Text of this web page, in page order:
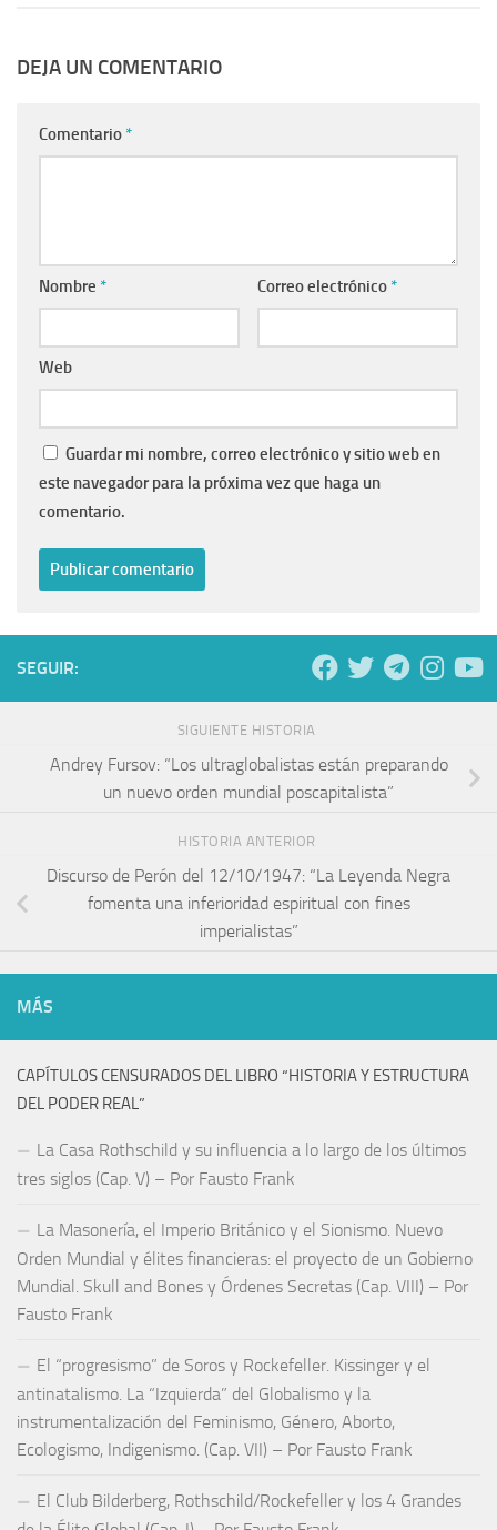
DEJA UN COMENTARIO
Comentario *
Nombre * Correo electrónico *
Web
Guardar mi nombre, correo electrónico y sitio web en
este navegador para la próxima vez que haga un
comentario.
SEGUIR:
SIGUIENTE HISTORIA
Andrey Fursov: “Los ultraglobalistas están preparando
un nuevo orden mundial poscapitalista”
HISTORIA ANTERIOR
Discurso de Perón del 12/10/1947: “La Leyenda Negra
fomenta una inferioridad espiritual con fines
imperialistas”
MÁS
CAPÍTULOS CENSURADOS DEL LIBRO “HISTORIA Y ESTRUCTURA
DEL PODER REAL”
La Casa Rothschild y su influencia a lo largo de los últimos
tres siglos (Cap. V) – Por Fausto Frank
La Masonería, el Imperio Británico y el Sionismo. Nuevo
Orden Mundial y élites financieras: el proyecto de un Gobierno
Mundial. Skull and Bones y Órdenes Secretas (Cap. VIII) – Por
Fausto Frank
El “progresismo” de Soros y Rockefeller. Kissinger y el
antinatalismo. La “Izquierda” del Globalismo y la
instrumentalización del Feminismo, Género, Aborto,
Ecologismo, Indigenismo. (Cap. VII) – Por Fausto Frank
El Club Bilderberg, Rothschild/Rockefeller y los 4 Grandes